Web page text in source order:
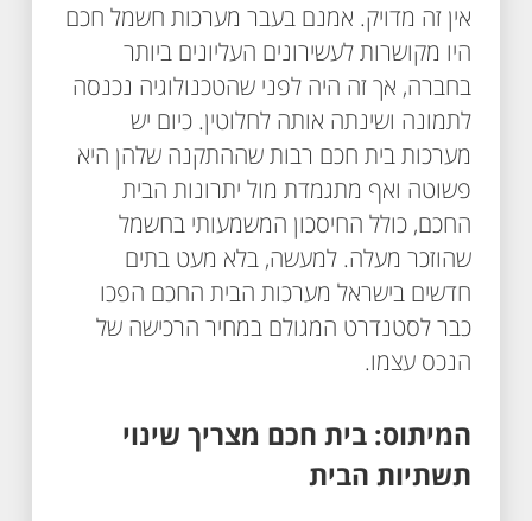
אין זה מדויק. אמנם בעבר מערכות חשמל חכם
היו מקושרות לעשירונים העליונים ביותר
בחברה, אך זה היה לפני שהטכנולוגיה נכנסה
לתמונה ושינתה אותה לחלוטין. כיום יש
מערכות בית חכם רבות שההתקנה שלהן היא
פשוטה ואף מתגמדת מול יתרונות הבית
החכם, כולל החיסכון המשמעותי בחשמל
שהוזכר מעלה. למעשה, בלא מעט בתים
חדשים בישראל מערכות הבית החכם הפכו
כבר לסטנדרט המגולם במחיר הרכישה של
הנכס עצמו.
המיתוס: בית חכם מצריך שינוי
תשתיות הבית